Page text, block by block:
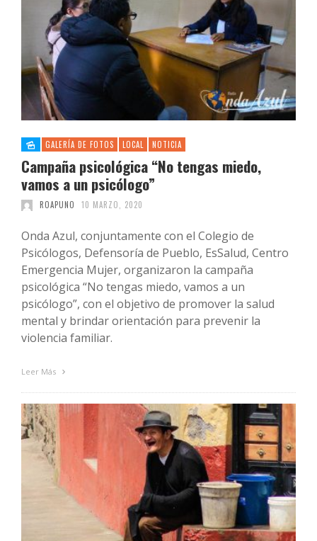
GALERÍA DE FOTOS LOCAL NOTICIA
Campaña psicológica “No tengas miedo,
vamos a un psicólogo”
ROAPUNO 10 MARZO, 2020
Onda Azul, conjuntamente con el Colegio de
Psicólogos, Defensoría de Pueblo, EsSalud, Centro
Emergencia Mujer, organizaron la campaña
psicológica “No tengas miedo, vamos a un
psicólogo”, con el objetivo de promover la salud
mental y brindar orientación para prevenir la
violencia familiar.
Leer Más